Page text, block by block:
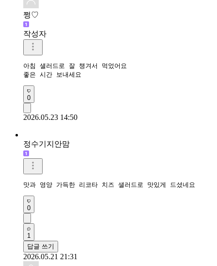
쩡♡
작성자
아침 샐러드로 잘 챙겨서 먹었어요
좋은 시간 보내세요
0
2026.05.23 14:50
정수기지안맘
맛과 영양 가득한 리코타 치즈 샐러드로 맛있게 드셨네요
0
1
답글 쓰기
2026.05.21 21:31